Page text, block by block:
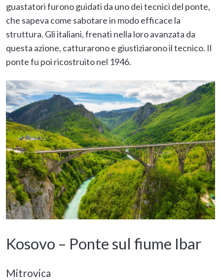
guastatori furono guidati da uno dei tecnici del ponte,
che sapeva come sabotare in modo efficace la
struttura. Gli italiani, frenati nella loro avanzata da
questa azione, catturarono e giustiziarono il tecnico. Il
ponte fu poi ricostruito nel 1946.
Kosovo – Ponte sul fiume Ibar
Mitrovica